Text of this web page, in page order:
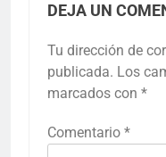
DEJA UN
Tu dirección de
publicada. Los
marcados con *
Comentario *